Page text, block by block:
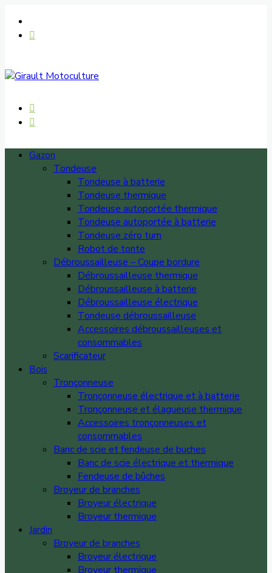
Gazon
Tondeuse
Tondeuse à batterie
Tondeuse thermique
Tondeuse autoportée thermique
Tondeuse autoportée à batterie
Tondeuse zéro turn
Robot de tonte
Débroussailleuse – Coupe bordure
Débroussailleuse thermique
Débroussailleuse à batterie
Débroussailleuse électrique
Tondeuse débroussailleuse
Accessoires débroussailleuses et
consommables
Scarificateur
Bois
Tronçonneuse
Tronçonneuse électrique et à batterie
Tronçonneuse et élagueuse thermique
Accessoires tronçonneuses et
consommables
Banc de scie et fendeuse de buches
Banc de scie électrique et thermique
Fendeuse de bûches
Broyeur de branches
Broyeur électrique
Broyeur thermique
Jardin
Broyeur de branches
Broyeur électrique
Broyeur thermique